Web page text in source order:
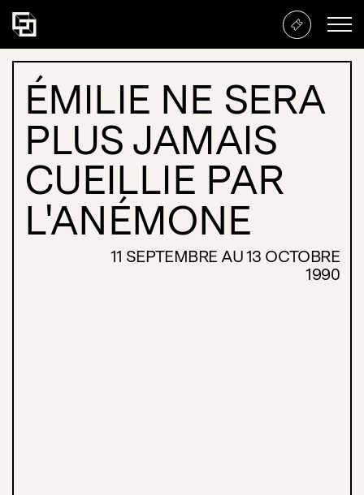
Émilie ne sera plus jamais
ÉMILIE NE SERA
PLUS JAMAIS
CUEILLIE PAR
L'ANÉMONE
11 SEPTEMBRE AU 13 OCTOBRE
1990